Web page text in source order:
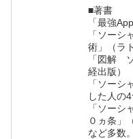
■著書
「最強
「ソーシ
術」（ラ
「図解
経出版）
「ソーシ
した人の
「ソーシ
０ヵ条」
など多数。